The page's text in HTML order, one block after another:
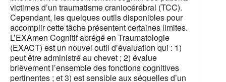
victimes d’un traumatisme craniocérébral (TCC).
Cependant, les quelques outils disponibles pour
accomplir cette tâche présentent certaines limites.
L’EXAmen Cognitif abrégé en Traumatologie
(EXACT) est un nouvel outil d’évaluation qui : 1)
peut être administré au chevet ; 2) évalue
brièvement l’ensemble des fonctions cognitives
pertinentes ; et 3) est sensible aux séquelles d’un